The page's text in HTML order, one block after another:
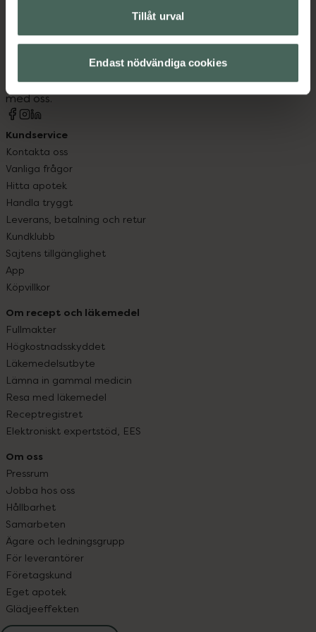
Tillåt urval
Endast nödvändiga cookies
syd till Lappland i norr, och online i mobilen och på
datorn. Oavsett vem du är så är det vårt uppdrag att
hjälpa just dig att må lite bättre. Välkommen att prata
med oss.
Kundservice
Kontakta oss
Vanliga frågor
Hitta apotek
Handla tryggt
Leverans, betalning och retur
Kundklubb
Sajtens tillgänglighet
App
Köpvillkor
Om recept och läkemedel
Fullmakter
Högkostnadsskyddet
Läkemedelsutbyte
Lämna in gammal medicin
Resa med läkemedel
Receptregistret
Elektroniskt expertstöd, EES
Om oss
Pressrum
Jobba hos oss
Hållbarhet
Samarbeten
Ägare och ledningsgrupp
För leverantörer
Företagskund
Eget apotek
Glädjeeffekten